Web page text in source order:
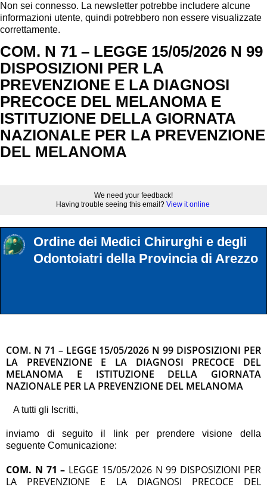
Non sei connesso. La newsletter potrebbe includere alcune
informazioni utente, quindi potrebbero non essere visualizzate
correttamente.
COM. N 71 – LEGGE 15/05/2026 N 99
DISPOSIZIONI PER LA
PREVENZIONE E LA DIAGNOSI
PRECOCE DEL MELANOMA E
ISTITUZIONE DELLA GIORNATA
NAZIONALE PER LA PREVENZIONE
DEL MELANOMA